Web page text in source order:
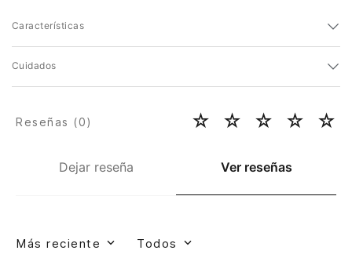
Características
Cuidados
Dejar reseña Ver reseñas
Reseñas (0) ☆ ☆ ☆ ☆ ☆
Más reciente Todos